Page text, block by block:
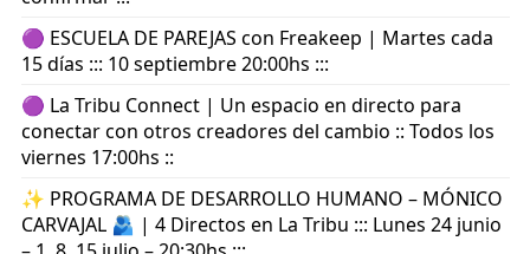
🟣 ESCUELA DE PAREJAS con Freakeep | Martes cada
15 días ::: 10 septiembre 20:00hs :::
🟣 La Tribu Connect | Un espacio en directo para
conectar con otros creadores del cambio :: Todos los
viernes 17:00hs ::
✨ PROGRAMA DE DESARROLLO HUMANO – MÓNICO
CARVAJAL 🫂 | 4 Directos en La Tribu ::: Lunes 24 junio